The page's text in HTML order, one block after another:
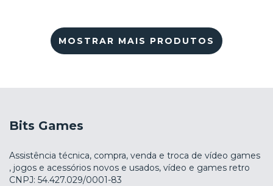
MOSTRAR MAIS PRODUTOS
Bits Games
Assistência técnica, compra, venda e troca de vídeo games
, jogos e acessórios novos e usados, vídeo e games retro
CNPJ: 54.427.029/0001-83